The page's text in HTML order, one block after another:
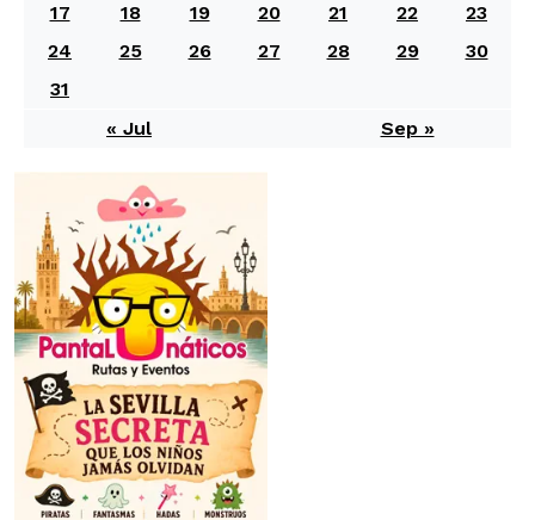
17
18 19 20 21 22
23
24
25 26 27 28 29
30
31
« Jul
Sep »